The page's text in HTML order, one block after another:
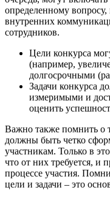
определенному
внутренних
сотрудников.
Цели конкурса
(например,
долгосрочными
Задачи конкурса
измеримыми и
оценить
Важно также помнить о
должны быть четко
участникам. Только в
что от них требуется, и
процессе участия.
цели и задачи – это